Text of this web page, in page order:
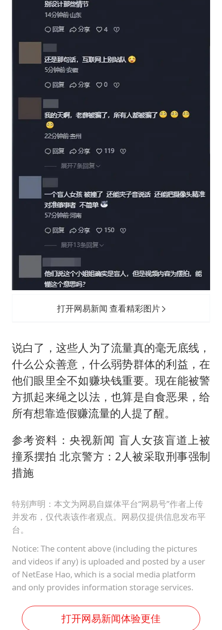
打开网易新闻 查看精彩图片
说白了，这些人为了流量真的毫无底线，
什么公众善意，什么弱势群体的利益，在
他们眼里全不如赚块钱重要。现在能被警
方抓起来绳之以法，也算是自食恶果，给
所有想靠造假赚流量的人提了醒。
参考资料：央视新闻 盲人女孩盲道上被
撞系摆拍 北京警方：2人被采取刑事强制
措施
特别声明：本文为网易自媒体平台“网易号”作者上传
并发布，仅代表该作者观点。网易仅提供信息发布平
台。
Notice: The content above (including the pictures
and videos if any) is uploaded and posted by a user
of NetEase Hao, which is a social media platform
and only provides information storage services.
打开网易新闻体验更佳